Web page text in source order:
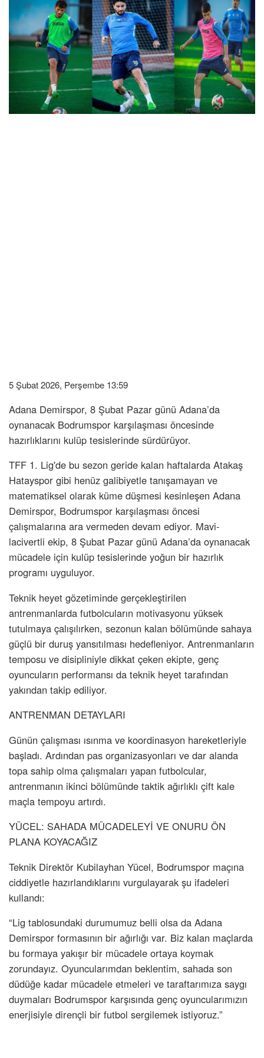
5 Şubat 2026, Perşembe 13:59
Adana Demirspor, 8 Şubat Pazar günü Adana’da
oynanacak Bodrumspor karşılaşması öncesinde
hazırlıklarını kulüp tesislerinde sürdürüyor.
TFF 1. Lig'de bu sezon geride kalan haftalarda Atakaş
Hatayspor gibi henüz galibiyetle tanışamayan ve
matematiksel olarak küme düşmesi kesinleşen Adana
Demirspor, Bodrumspor karşılaşması öncesi
çalışmalarına ara vermeden devam ediyor. Mavi-
lacivertli ekip, 8 Şubat Pazar günü Adana’da oynanacak
mücadele için kulüp tesislerinde yoğun bir hazırlık
programı uyguluyor.
Teknik heyet gözetiminde gerçekleştirilen
antrenmanlarda futbolcuların motivasyonu yüksek
tutulmaya çalışılırken, sezonun kalan bölümünde sahaya
güçlü bir duruş yansıtılması hedefleniyor. Antrenmanların
temposu ve disipliniyle dikkat çeken ekipte, genç
oyuncuların performansı da teknik heyet tarafından
yakından takip ediliyor.
ANTRENMAN DETAYLARI
Günün çalışması ısınma ve koordinasyon hareketleriyle
başladı. Ardından pas organizasyonları ve dar alanda
topa sahip olma çalışmaları yapan futbolcular,
antrenmanın ikinci bölümünde taktik ağırlıklı çift kale
maçla tempoyu artırdı.
YÜCEL: SAHADA MÜCADELEYİ VE ONURU ÖN
PLANA KOYACAĞIZ
Teknik Direktör Kubilayhan Yücel, Bodrumspor maçına
ciddiyetle hazırlandıklarını vurgulayarak şu ifadeleri
kullandı:
“Lig tablosundaki durumumuz belli olsa da Adana
Demirspor formasının bir ağırlığı var. Biz kalan maçlarda
bu formaya yakışır bir mücadele ortaya koymak
zorundayız. Oyuncularımdan beklentim, sahada son
düdüğe kadar mücadele etmeleri ve taraftarımıza saygı
duymaları Bodrumspor karşısında genç oyuncularımızın
enerjisiyle dirençli bir futbol sergilemek istiyoruz.”